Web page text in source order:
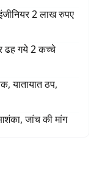
2 लाख रुपए
ढह गये 2 कच्चे
यातायात ठप,
जांच की मांग